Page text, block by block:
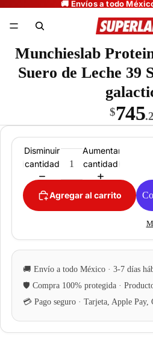
Munchieslab
Suero de Leche 39
$745
Disminuir
cantidad
Aumentar
cantidad
Agregar al carrito